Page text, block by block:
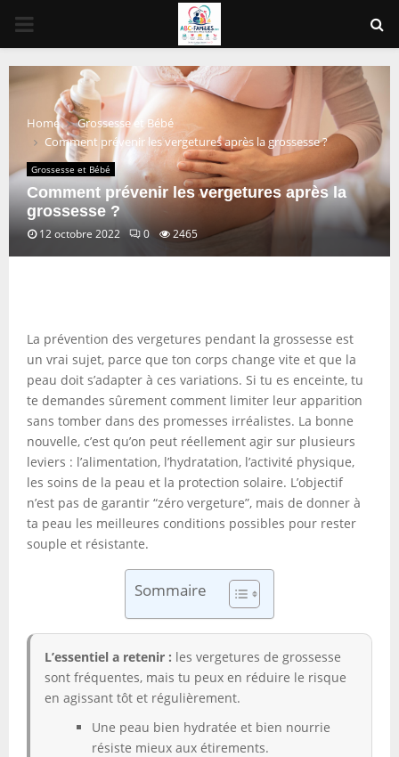
PRIMARY
MENU
Home
Grossesse et Bébé
Comment prévenir les vergetures après la grossesse ?
Grossesse et Bébé
Comment prévenir les vergetures après la
grossesse ?
12 octobre 2022 0 2465
La prévention des vergetures pendant la grossesse est
un vrai sujet, parce que ton corps change vite et que la
peau doit s’adapter à ces variations. Si tu es enceinte, tu
te demandes sûrement comment limiter leur apparition
sans tomber dans des promesses irréalistes. La bonne
nouvelle, c’est qu’on peut réellement agir sur plusieurs
leviers : l’alimentation, l’hydratation, l’activité physique,
les soins de la peau et la protection solaire. L’objectif
n’est pas de garantir “zéro vergeture”, mais de donner à
ta peau les meilleures conditions possibles pour rester
souple et résistante.
Sommaire
L’essentiel a retenir : les vergetures de grossesse
sont fréquentes, mais tu peux en réduire le risque
en agissant tôt et régulièrement.
Une peau bien hydratée et bien nourrie
résiste mieux aux étirements.